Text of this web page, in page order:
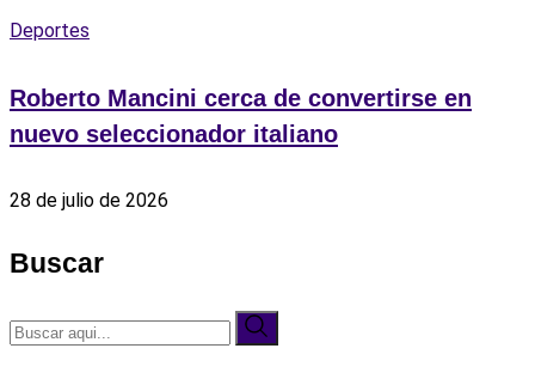
Deportes
Roberto Mancini cerca de convertirse en
nuevo seleccionador italiano
28 de julio de 2026
Buscar